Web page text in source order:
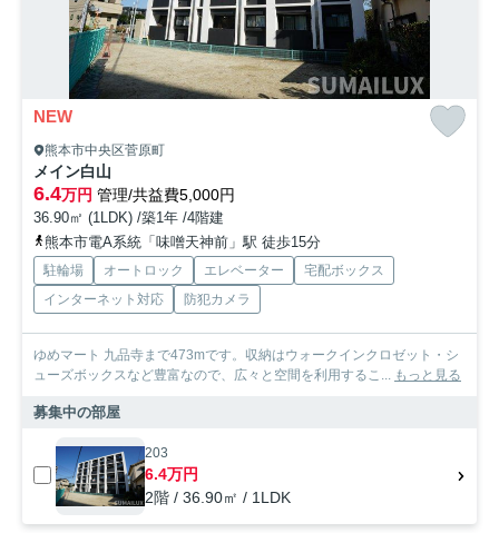
NEW
熊本市中央区菅原町
メイン白山
6.4万円 管理/共益費5,000円
36.90㎡ (1LDK) /築1年 /4階建
熊本市電A系統「味噌天神前」駅 徒歩15分
駐輪場 オートロック エレベーター
宅配ボックス
インターネット対応
防犯カメラ
ゆめマート 九品寺まで473mです。収納はウォークインクロゼット・シ
ューズボックスなど豊富なので、広々と空間を利用するこ... もっと見る
募集中の部屋
203
6.4万円
2階 / 36.90㎡ / 1LDK